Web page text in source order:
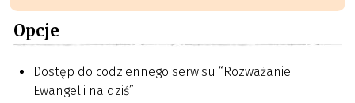
Opcje
Dostęp do codziennego serwisu “Rozważanie
Ewangelii na dziś”